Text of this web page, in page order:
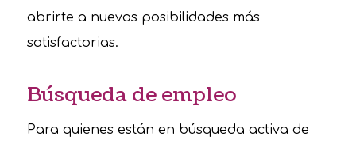
abrirte a nuevas posibilidades más
satisfactorias.
Búsqueda de empleo
Para quienes están en búsqueda activa de